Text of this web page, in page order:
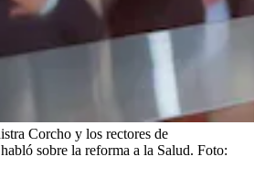
Corcho y los rectores de
sobre la reforma a la Salud. Foto: